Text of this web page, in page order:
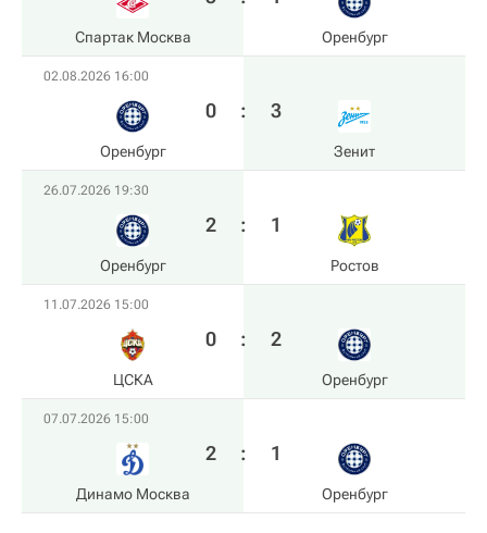
Спартак Москва Оренбург
02.08.2026 16:00
Оренбург
0 : 3
Зенит
26.07.2026 19:30
Оренбург
2 : 1
Ростов
11.07.2026 15:00
ЦСКА
0 : 2
Оренбург
07.07.2026 15:00
Динамо Москва
2 : 1
Оренбург